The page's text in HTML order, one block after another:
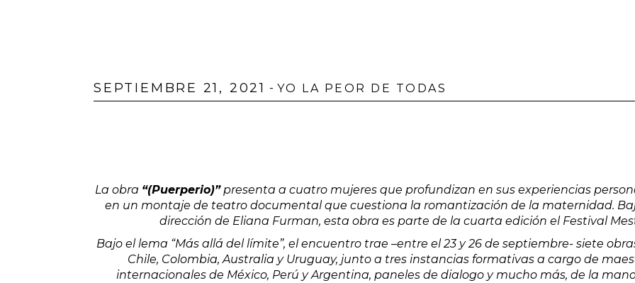
SEPTIEMBRE 21, 2021 - YO LA PEOR DE TODAS
La obra “(Puerperio)”presenta a cuatro mujeres que profundizan en sus experiencias
en un montaje de teatro documental que cuestiona la romantización de la maternidad.
dirección de Eliana Furman, esta obra es parte de la cuarta edición el Festival
Bajo el lema “Más allá del límite”, el encuentro trae –entre el 23 y 26 de septiembre- siete
Chile, Colombia, Australia y Uruguay, junto a tres instancias formativas a cargo de
internacionales de México, Perú y Argentina, paneles de dialogo y mucho más, de la